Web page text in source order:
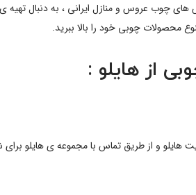
های چوب عروس و منازل ایرانی ، به دنبال
محصولات چوبی خود را بالا ببرید.
از هایلو :
و از طریق تماس با مجموعه ی هایلو برای